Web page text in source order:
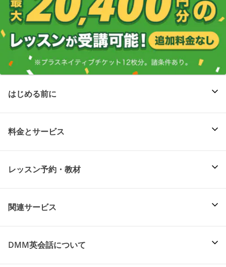
はじめる前に
料金とサービス
レッスン予約・教材
関連サービス
DMM英会話について